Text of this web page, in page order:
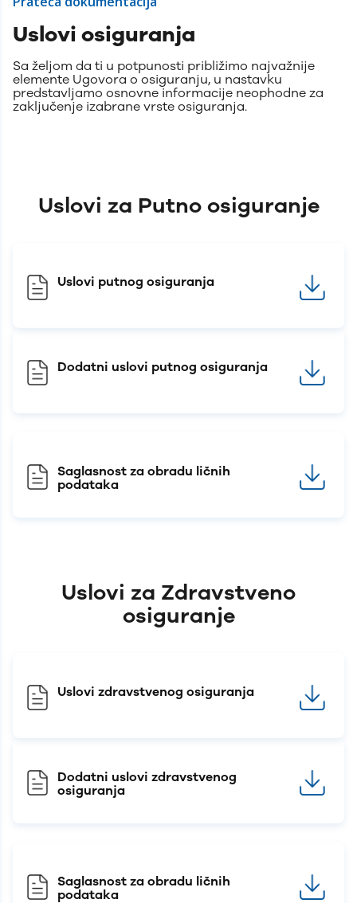
Uslovi osiguranja
Sa željom da ti u potpunosti približimo najvažnije
elemente Ugovora o osiguranju, u nastavku
predstavljamo osnovne informacije neophodne za
zaključenje izabrane vrste osiguranja.
Uslovi za Putno osiguranje
Uslovi putnog osiguranja
Dodatni uslovi putnog osiguranja
Saglasnost za obradu ličnih
podataka
Uslovi za Zdravstveno
osiguranje
Uslovi zdravstvenog osiguranja
Dodatni uslovi zdravstvenog
osiguranja
Saglasnost za obradu ličnih
podataka